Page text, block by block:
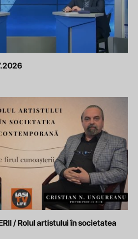
/ Rolul artistului în societatea